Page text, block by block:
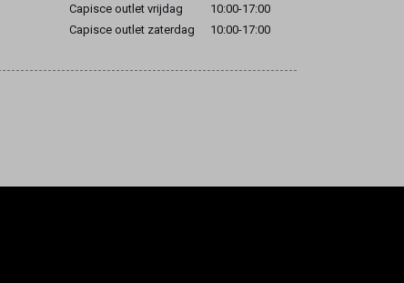
Capisce outlet vrijdag
10:00-17:00
Capisce outlet zaterdag
10:00-17:00